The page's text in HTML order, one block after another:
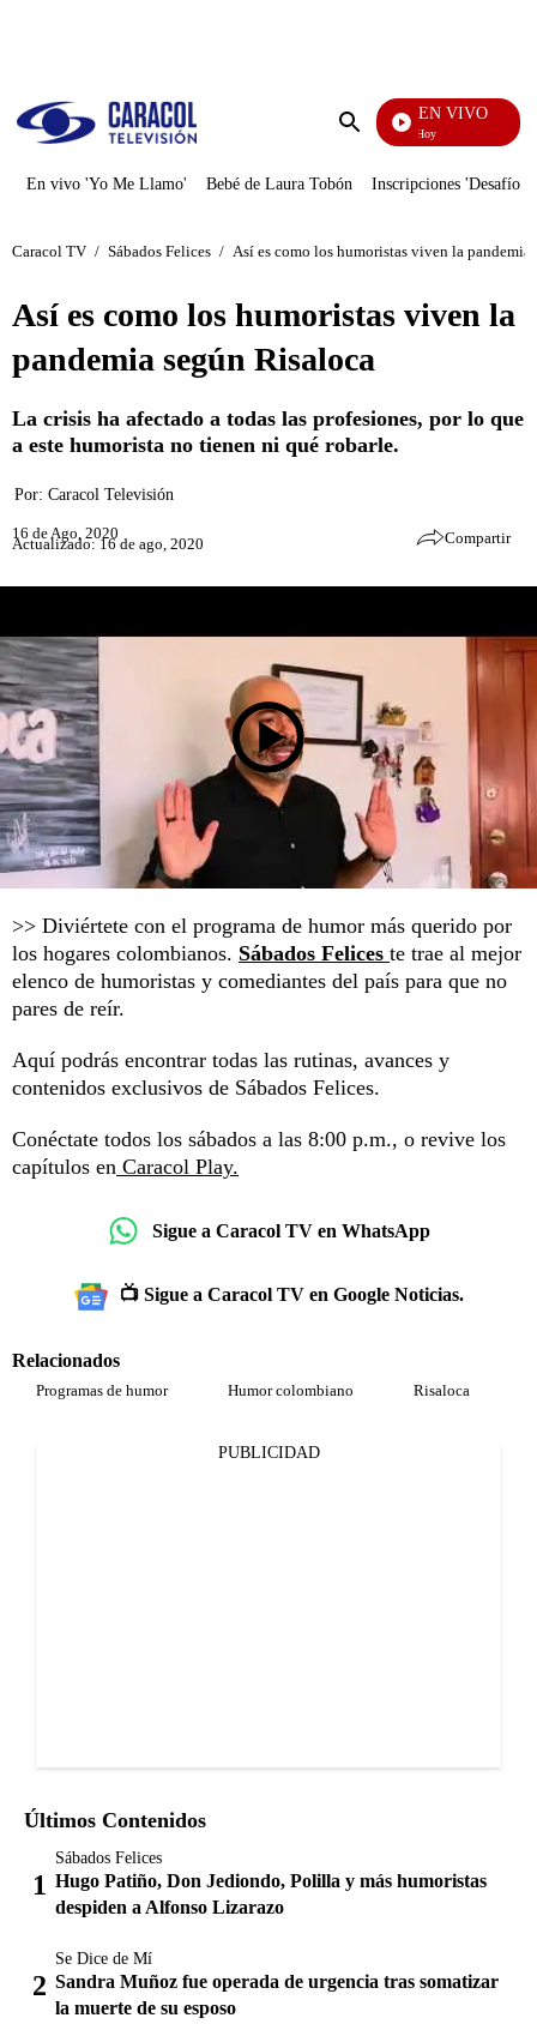
Enviar
EN VIVO
La Finca De Hoy
En vivo 'Yo Me Llamo' Bebé de Laura Tobón Inscripciones 'Desafío'
Caracol TV / Sábados Felices / Así es como los humoristas viven la pandemia
Así es como los humoristas viven la
pandemia según Risaloca
La crisis ha afectado a todas las profesiones, por lo que
a este humorista no tienen ni qué robarle.
Por: Caracol Televisión
16 de Ago, 2020
Actualizado: 16 de ago, 2020 Compartir
>> Diviértete con el programa de humor más querido por
los hogares colombianos. Sábados Felices te trae al mejor
elenco de humoristas y comediantes del país para que no
pares de reír.
Aquí podrás encontrar todas las rutinas, avances y
contenidos exclusivos de Sábados Felices.
Conéctate todos los sábados a las 8:00 p.m., o revive los
capítulos en Caracol Play.
Sigue a Caracol TV en WhatsApp
📺 Sigue a Caracol TV en Google Noticias.
Relacionados
Programas de humor Humor colombiano Risaloca
PUBLICIDAD
Últimos Contenidos
Sábados Felices
Hugo Patiño, Don Jediondo, Polilla y más humoristas
despiden a Alfonso Lizarazo
Se Dice de Mí
Sandra Muñoz fue operada de urgencia tras somatizar
la muerte de su esposo